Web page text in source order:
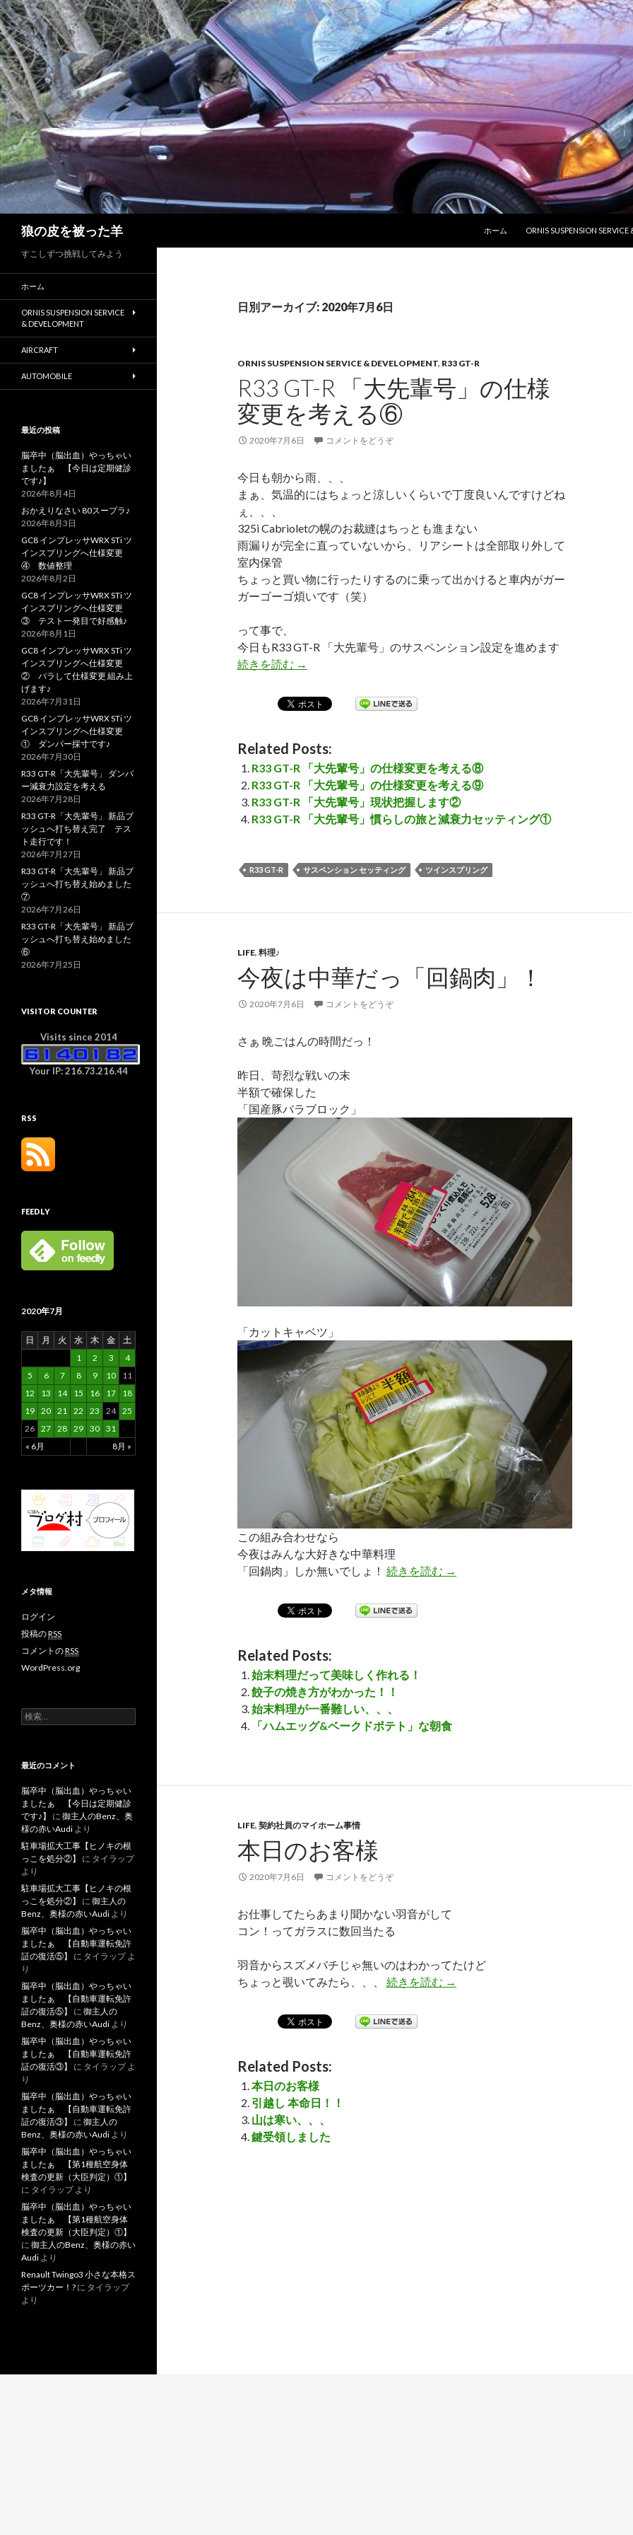
狼の皮を被った羊
ホーム
ORNIS SUSPENSION
日別アーカイブ: 2020年7月6日
ORNIS SUSPENSION SERVICE & DEVELOPMENT, R33 GT-R
R33 GT-R 「大先輩号」の仕様
変更を考える⑥
2020年7月6日 コメントをどうぞ
今日も朝から雨、、、
まぁ、気温的にはちょっと涼しいくらいで丁度良いんですけどね
ぇ、、、
325i Cabrioletの幌のお裁縫はちっとも進まない
雨漏りが完全に直っていないから、リアシートは全部取り外して
室内保管
ちょっと買い物に行ったりするのに乗って出かけると車内がガー
ガーゴーゴ煩いです（笑）
って事で、
今日もR33 GT-R 「大先輩号」のサスペンション設定を進めます
続きを読む R33 GT-R 「大先輩号」の仕様変更を考える⑥
→
Related Posts:
R33 GT-R 「大先輩号」の仕様変更を考える⑧
R33 GT-R 「大先輩号」の仕様変更を考える⑨
R33 GT-R 「大先輩号」現状把握します②
R33 GT-R 「大先輩号」慣らしの旅と減衰力セッティング①
R33 GT-R サスペンション セッティング ツインスプリング
LIFE, 料理♪
今夜は中華だっ「回鍋肉」！
2020年7月6日 コメントをどうぞ
さぁ 晩ごはんの時間だっ！
昨日、苛烈な戦いの末
半額で確保した
「国産豚バラブロック」
「カットキャベツ」
この組み合わせなら
今夜はみんな大好きな中華料理
「回鍋肉」しか無いでしょ！ 続きを読む 今夜は中華だっ「回鍋肉」！
→
Related Posts:
始末料理だって美味しく作れる！
餃子の焼き方がわかった！！
始末料理が一番難しい、、、
「ハムエッグ&ベークドポテト」な朝食
LIFE, 契約社員のマイホーム事情
本日のお客様
2020年7月6日 コメントをどうぞ
お仕事してたらあまり聞かない羽音がして
コン！ってガラスに数回当たる
羽音からスズメバチじゃ無いのはわかってたけど
ちょっと覗いてみたら、、、 続きを読む 本日のお客様
→
Related Posts:
本日のお客様
引越し 本命日！！
山は寒い、、、
鍵受領しました
すこしずつ挑戦してみよう
ホーム
ORNIS SUSPENSION SERVICE
& DEVELOPMENT
AIRCRAFT
AUTOMOBILE
最近の投稿
脳卒中（脳出血）やっちゃい
ましたぁ 【今日は定期健診
です♪】
2026年8月4日
おかえりなさい 80スープラ♪
2026年8月3日
GC8 インプレッサWRX STi ツ
インスプリングへ仕様変更
④ 数値整理
2026年8月2日
GC8 インプレッサWRX STi ツ
インスプリングへ仕様変更
③ テスト一発目で好感触♪
2026年8月1日
GC8 インプレッサWRX STi ツ
インスプリングへ仕様変更
② バラして仕様変更 組み上
げます♪
2026年7月31日
GC8 インプレッサWRX STi ツ
インスプリングへ仕様変更
① ダンパー採寸です♪
2026年7月30日
R33 GT-R「大先輩号」 ダンパ
ー減衰力設定を考える
2026年7月28日
R33 GT-R「大先輩号」 新品ブ
ッシュへ打ち替え完了 テス
ト走行です！
2026年7月27日
R33 GT-R「大先輩号」 新品ブ
ッシュへ打ち替え始めました
⑦
2026年7月26日
R33 GT-R「大先輩号」 新品ブ
ッシュへ打ち替え始めました
⑥
2026年7月25日
VISITOR COUNTER
Visits since 2014
Your IP: 216.73.216.44
RSS
FEEDLY
2020年7月
日 月 火 水 木 金 土
« 6月 8月 »
1 2 3
4
5
6 7 8 9 10
11
12
13 14 15 16 17
18
19 20 21 22 23 24 25
26 27 28 29 30 31
メタ情報
ログイン
投稿のRSS
コメントのRSS
WordPress.org
検
索
最近のコメント
脳卒中（脳出血）やっちゃい
ましたぁ 【今日は定期健診
です♪】
に 御主人のBenz、奥
様の赤いAudi より
駐車場拡大工事【ヒノキの根
っこを処分②】
に タイラップ
より
駐車場拡大工事【ヒノキの根
っこを処分②】
に 御主人の
Benz、奥様の赤いAudi より
脳卒中（脳出血）やっちゃい
ましたぁ 【自動車運転免許
証の復活⑤】
に タイラップよ
り
脳卒中（脳出血）やっちゃい
ましたぁ 【自動車運転免許
証の復活⑤】
に 御主人の
Benz、奥様の赤いAudi より
脳卒中（脳出血）やっちゃい
ましたぁ 【自動車運転免許
証の復活③】
に タイラップよ
り
脳卒中（脳出血）やっちゃい
ましたぁ 【自動車運転免許
証の復活③】
に 御主人の
Benz、奥様の赤いAudi より
脳卒中（脳出血）やっちゃい
ましたぁ 【第1種航空身体
検査の更新（大臣判定）①】
に タイラップより
脳卒中（脳出血）やっちゃい
ましたぁ 【第1種航空身体
検査の更新（大臣判定）①】
に 御主人のBenz、奥様の赤い
Audi より
Renault Twingo3 小さな本格ス
ポーツカー！? に タイラップ
より